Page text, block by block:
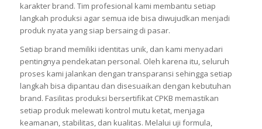
karakter brand. Tim profesional kami membantu setiap
langkah produksi agar semua ide bisa diwujudkan menjadi
produk nyata yang siap bersaing di pasar.
Setiap brand memiliki identitas unik, dan kami menyadari
pentingnya pendekatan personal. Oleh karena itu, seluruh
proses kami jalankan dengan transparansi sehingga setiap
langkah bisa dipantau dan disesuaikan dengan kebutuhan
brand. Fasilitas produksi bersertifikat CPKB memastikan
setiap produk melewati kontrol mutu ketat, menjaga
keamanan, stabilitas, dan kualitas. Melalui uji formula,